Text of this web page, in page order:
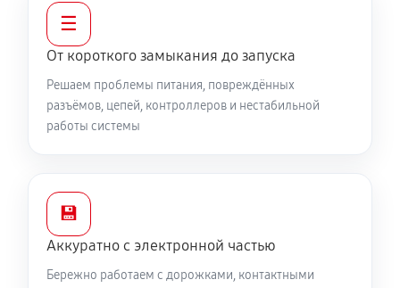
☰
От короткого замыкания до запуска
Решаем проблемы питания, повреждённых
разъёмов, цепей, контроллеров и нестабильной
работы системы
💾
Аккуратно с электронной частью
Бережно работаем с дорожками, контактными